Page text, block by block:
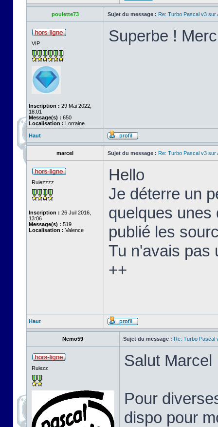
poulette73 Sujet du message : Re: Turbo Pascal v3 sur
VIP
Inscription : 29 Mai 2022,
18:01
Message(s) : 650
Localisation : Lorraine
Superbe !
Haut
marcel Sujet du message : Re: Turbo Pascal v3 sur
Rulezzzz
Inscription : 26 Juil 2016,
13:06
Message(s) : 519
Localisation : Valence
Hello
Je déterre un
quelques unes
publié les
Tu n'avais pas
++
Haut
Nemo59 Sujet du message : Re: Turbo Pascal
Rulezz Salut Marcel
Pour
dispo pour